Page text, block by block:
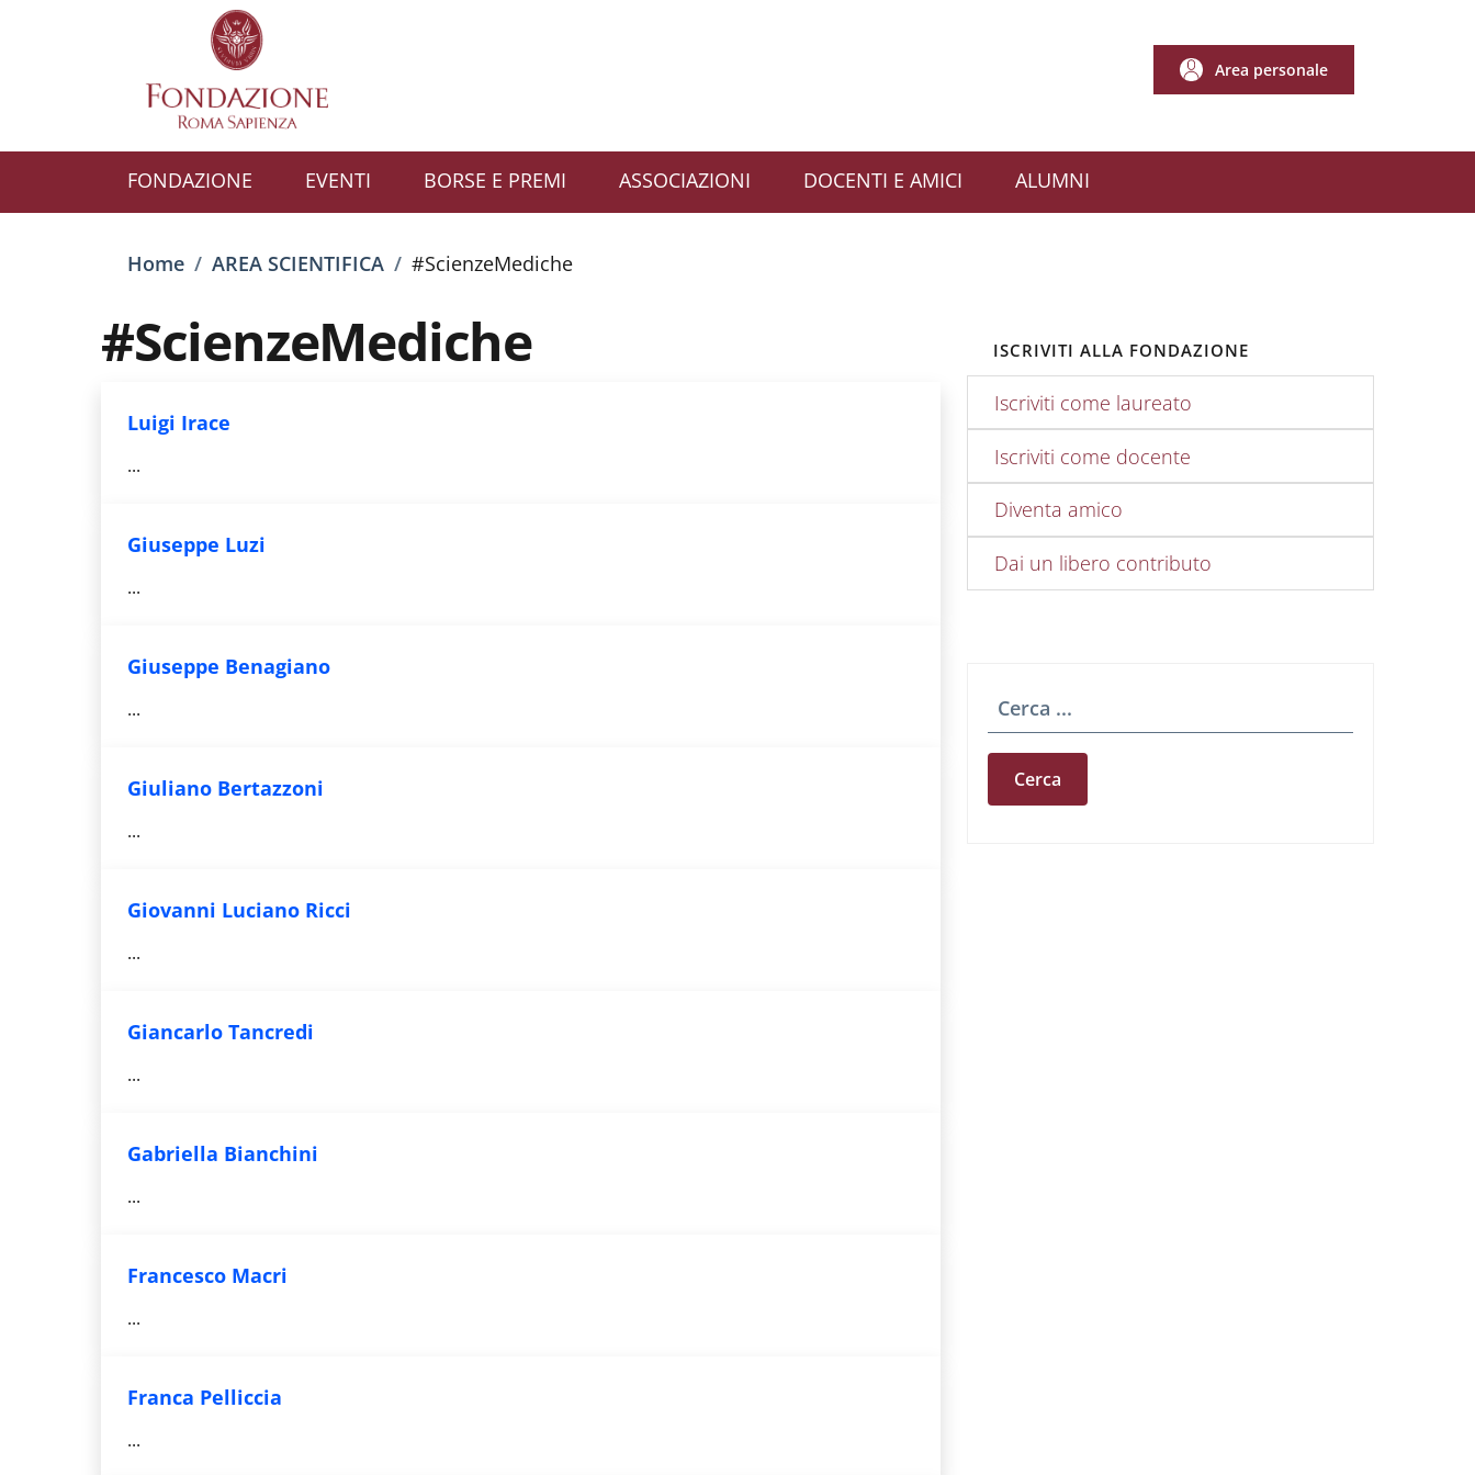
Salta al contenuto principale
Area personale
Area personale
FONDAZIONE EVENTI BORSE E PREMI ASSOCIAZIONI DOCENTI E AMICI ALUMNI
Briciole di pane
Home / AREA SCIENTIFICA / #ScienzeMediche
#ScienzeMediche
Luigi Irace
...
Giuseppe Luzi
...
Giuseppe Benagiano
...
Giuliano Bertazzoni
...
Giovanni Luciano Ricci
...
Giancarlo Tancredi
...
Gabriella Bianchini
...
Francesco Macri
...
Franca Pelliccia
...
ISCRIVITI ALLA FONDAZIONE
Iscriviti come laureato
Iscriviti come docente
Diventa amico
Dai un libero contributo
Cerca